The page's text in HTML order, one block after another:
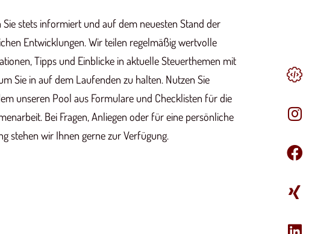
Sie stets informiert und auf dem neuesten Stand der
Entwicklungen. Wir teilen regelmäßig wertvolle
Tipps und Einblicke in aktuelle Steuerthemen mit
Sie in auf dem Laufenden zu halten. Nutzen Sie
unseren Pool aus Formulare und Checklisten für die
Bei Fragen, Anliegen oder für eine persönliche
stehen wir Ihnen gerne zur Verfügung.